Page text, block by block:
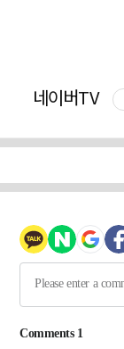
네이버TV